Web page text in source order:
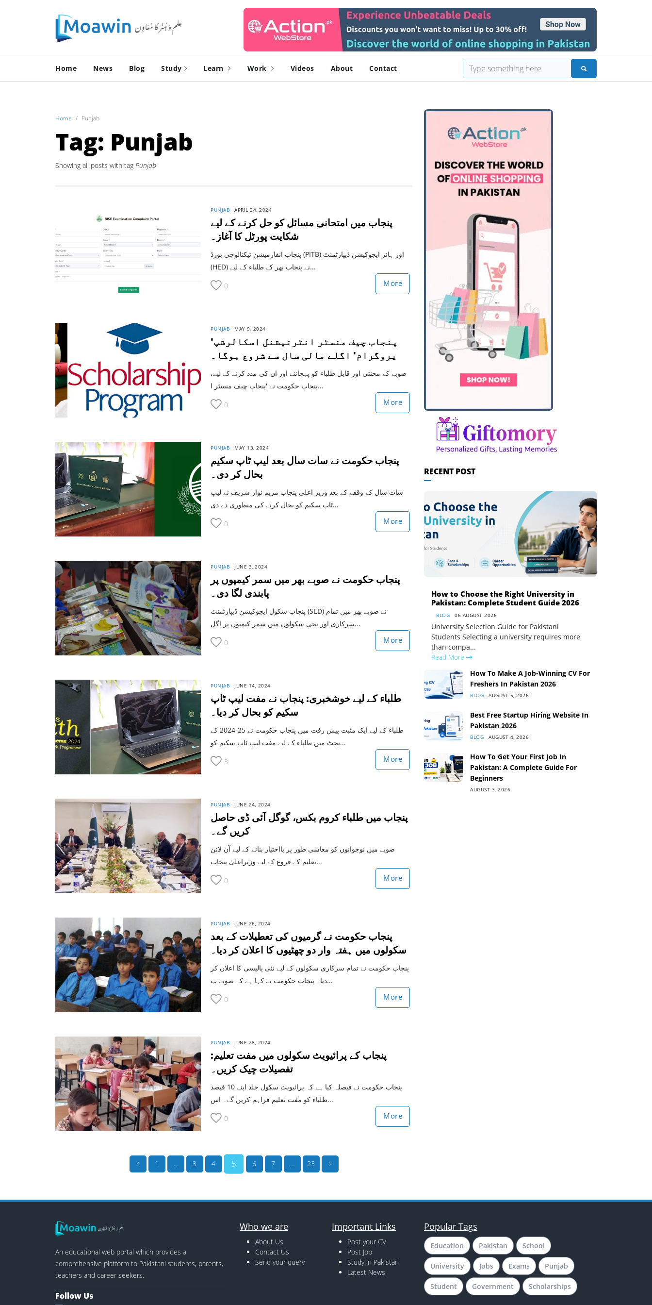
Home News Blog Study Learn Work Videos About Contact
Home Punjab
Tag: Punjab
Showing all posts with tag Punjab
PUNJAB APRIL 24, 2024
پنجاب میں امتحانی مسائل کو حل کرنے کے لیے
شکایت پورٹل کا آغاز۔
پنجاب انفارمیشن ٹیکنالوجی بورڈ (PITB) اور ہائر ایجوکیشن ڈیپارٹمنٹ
(HED) نے پنجاب بھر کے طلباء کے لیے...
0 More
PUNJAB MAY 9, 2024
'پنجاب چیف منسٹر انٹرنیشنل اسکالرشپ
پروگرام' اگلے مالی سال سے شروع ہوگا۔
صوبے کے محنتی اور قابل طلباء کو پہچاننے اور ان کی مدد کرنے کے لیے،
پنجاب حکومت نے 'پنجاب چیف منسٹر ا...
0 More
PUNJAB MAY 13, 2024
پنجاب حکومت نے سات سال بعد لیپ ٹاپ سکیم
بحال کر دی۔
سات سال کے وقفے کے بعد وزیر اعلیٰ پنجاب مریم نواز شریف نے لیپ
ٹاپ سکیم کو بحال کرنے کی منظوری دے دی...
0 More
PUNJAB JUNE 3, 2024
پنجاب حکومت نے صوبے بھر میں سمر کیمپوں پر
پابندی لگا دی۔
پنجاب سکول ایجوکیشن ڈیپارٹمنٹ (SED) نے صوبے بھر میں تمام
سرکاری اور نجی سکولوں میں سمر کیمپوں پر اگل...
0 More
PUNJAB JUNE 14, 2024
طلباء کے لیے خوشخبری: پنجاب نے مفت لیپ ٹاپ
سکیم کو بحال کر دیا۔
طلباء کے لیے ایک مثبت پیش رفت میں پنجاب حکومت نے 25-2024 کے
بجٹ میں طلباء کے لیے مفت لیپ ٹاپ سکیم کو...
3 More
PUNJAB JUNE 24, 2024
پنجاب میں طلباء کروم بکس، گوگل آئی ڈی حاصل
کریں گے۔
صوبے میں نوجوانوں کو معاشی طور پر بااختیار بنانے کے لیے آن لائن
تعلیم کے فروغ کے لیے وزیراعلیٰ پنجاب...
0 More
PUNJAB JUNE 26, 2024
پنجاب حکومت نے گرمیوں کی تعطیلات کے بعد
سکولوں میں ہفتہ وار دو چھٹیوں کا اعلان کر دیا۔
پنجاب حکومت نے تمام سرکاری سکولوں کے لیے نئی پالیسی کا اعلان کر
دیا۔ پنجاب حکومت نے کہا ہے کہ صوبے ب...
0 More
PUNJAB JUNE 28, 2024
پنجاب کے پرائیویٹ سکولوں میں مفت تعلیم:
تفصیلات چیک کریں۔
پنجاب حکومت نے فیصلہ کیا ہے کہ پرائیویٹ سکول جلد اپنے 10 فیصد
طلباء کو مفت تعلیم فراہم کریں گے۔ اس...
0 More
1 ... 3 4 5 6 7 ... 23
RECENT POST
How to Choose the Right University in
Pakistan: Complete Student Guide 2026
BLOG 06 AUGUST 2026
University Selection Guide for Pakistani
Students Selecting a university requires more
than compa...
Read More
How To Make A Job-Winning CV For
Freshers In Pakistan 2026
BLOG AUGUST 5, 2026
Best Free Startup Hiring Website In
Pakistan 2026
BLOG AUGUST 4, 2026
How To Get Your First Job In
Pakistan: A Complete Guide For
Beginners
AUGUST 3, 2026
An educational web portal which provides a
comprehensive platform to Pakistani students, parents,
teachers and career seekers.
Follow Us
Who we are
About Us
Contact Us
Send your query
Important Links
Post your CV
Post Job
Study in Pakistan
Latest News
Popular Tags
Education Pakistan School
University Jobs Exams Punjab
Student Government Scholarships